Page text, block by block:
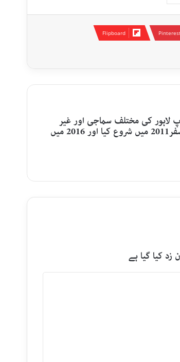
Flipboard
کی مختلف سماجی اور غیر
سماجی تنظیموں کے اہم رکن ہیں۔ آپ نے اپنا تخلیقی سفر2011 میں شروع کیا اور 2016 میں
کیا گیا ہے